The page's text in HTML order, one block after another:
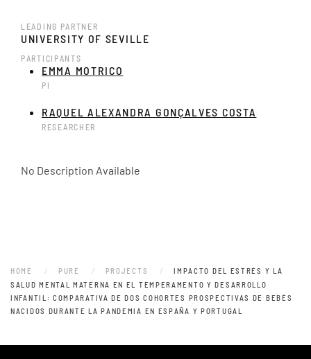
LEADING PARTNER
UNIVERSITY OF SEVILLE
PARTICIPANTS
EMMA MOTRICO
PI
RAQUEL ALEXANDRA GONÇALVES COSTA
RESEARCHER
No Description Available
HOME PURE PROJECTS
IMPACTO DEL ESTRÉS Y LA
SALUD MENTAL MATERNA EN EL TEMPERAMENTO Y DESARROLLO
INFANTIL: COMPARATIVA DE DOS COHORTES PROSPECTIVAS DE BEBÉS
NACIDOS DURANTE LA PANDEMIA EN ESPAÑA Y PORTUGAL